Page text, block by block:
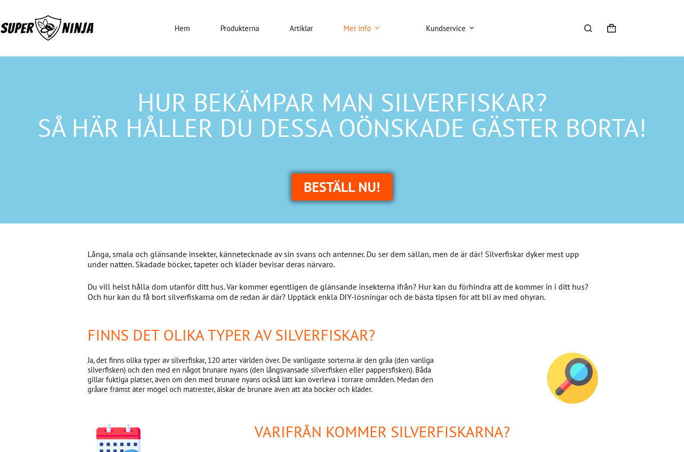
Hem Produkterna Artiklar Mer info Kundservice
HUR BEKÄMPAR MAN SILVERFISKAR?
SÅ HÄR HÅLLER DU DESSA OÖNSKADE GÄSTER BORTA!
BESTÄLL NU!
Långa, smala och glänsande insekter, kännetecknade av sin svans och antenner. Du ser dem sällan, men de är där! Silverfiskar dyker mest upp
under natten. Skadade böcker, tapeter och kläder bevisar deras närvaro.
Du vill helst hålla dom utanför ditt hus. Var kommer egentligen de glänsande insekterna ifrån? Hur kan du förhindra att de kommer in i ditt hus?
Och hur kan du få bort silverfiskarna om de redan är där? Upptäck enkla DIY-lösningar och de bästa tipsen för att bli av med ohyran.
FINNS DET OLIKA TYPER AV SILVERFISKAR?
Ja, det finns olika typer av silverfiskar, 120 arter världen över. De vanligaste sorterna är den gråa (den vanliga
silverfisken) och den med en något brunare nyans (den långsvansade silverfisken eller pappersfisken). Båda
gillar fuktiga platser, även om den med brunare nyans också lätt kan överleva i torrare områden. Medan den
gråare främst äter mögel och matrester, älskar de brunare även att äta böcker och kläder.
VARIFRÅN KOMMER SILVERFISKARNA?